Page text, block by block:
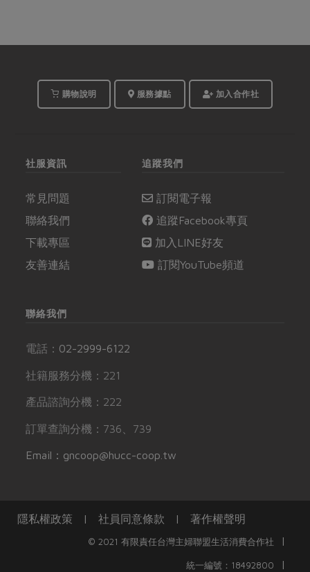
購物說明 服務據點 加入合作社
社服資訊
常見問題
聯絡我們
下載專區
友善連結
追蹤我們
訂閱電子報
追蹤Facebook專頁
加入LINE好友
訂閱YouTube頻道
聯絡我們
電話： 02-2999-6122
社籍服務分機：221
產品諮詢分機：222
訂單查詢分機：736、739
Email：gncoop@hucc-coop.tw
隱私權政策 | 社員同意條款 | 著作權聲明
© 2021 有限責任台灣主婦聯盟生活消費合作社 |
統一編號：18492800 |